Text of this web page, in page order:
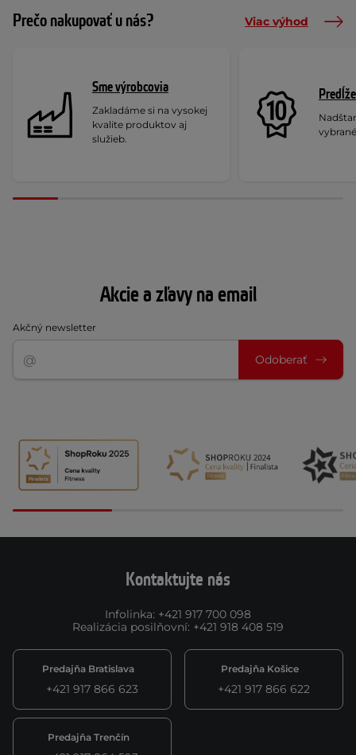
Prečo nakupovať u nás? Viac výhod
Sme výrobcovia
Zakladáme si na vysokej
kvalite produktov aj
služieb.
Akcie a zľavy na email
Akčný newsletter
Odoberať
Kontaktujte nás
Infolinka: +421 917 700 098
Realizácia posilňovní: +421 918 408 519
Predajňa Bratislava
+421 917 866 623
Predajňa Košice
+421 917 866 622
Predajňa Trenčín